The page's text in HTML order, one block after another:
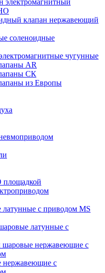
электромагнитный
клапан нержавеющий
соленоидные
чугунные
AR
СК
из Европы
площадкой
с приводом MS
латунные с
шаровые нержавеющие с
с